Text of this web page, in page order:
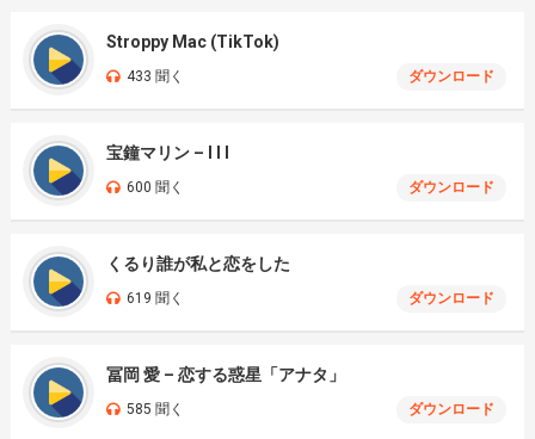
Stroppy Mac (TikTok)
433 聞く ダウンロード
宝鐘マリン – I I I
600 聞く ダウンロード
くるり誰が私と恋をした
619 聞く ダウンロード
冨岡 愛 – 恋する惑星「アナタ」
585 聞く ダウンロード